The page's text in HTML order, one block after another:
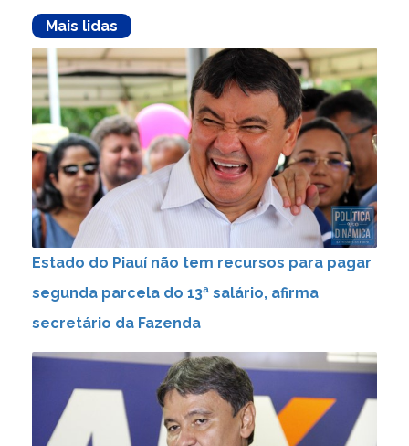
Mais lidas
Estado do Piauí não tem recursos para pagar
segunda parcela do 13ª salário, afirma
secretário da Fazenda